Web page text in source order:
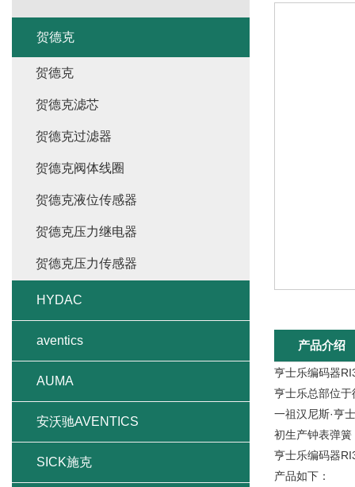
产品介绍
亨士乐编码器
亨士乐总部位
一祖汉尼斯·亨
初生产钟表弹
亨士乐编码器
产品如下：
贺德克
贺德克
贺德克滤芯
贺德克过滤器
贺德克阀体线圈
贺德克液位传感器
贺德克压力继电器
贺德克压力传感器
HYDAC
aventics
AUMA
安沃驰AVENTICS
SICK施克